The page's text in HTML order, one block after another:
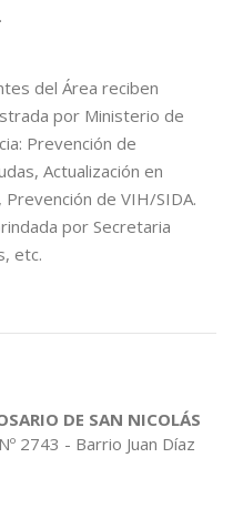
del Área reciben
por Ministerio de
Prevención de
Actualización en
de VIH/SIDA.
por Secretaria
etc.
DE SAN NICOLÁS
2743 - Barrio Juan Díaz